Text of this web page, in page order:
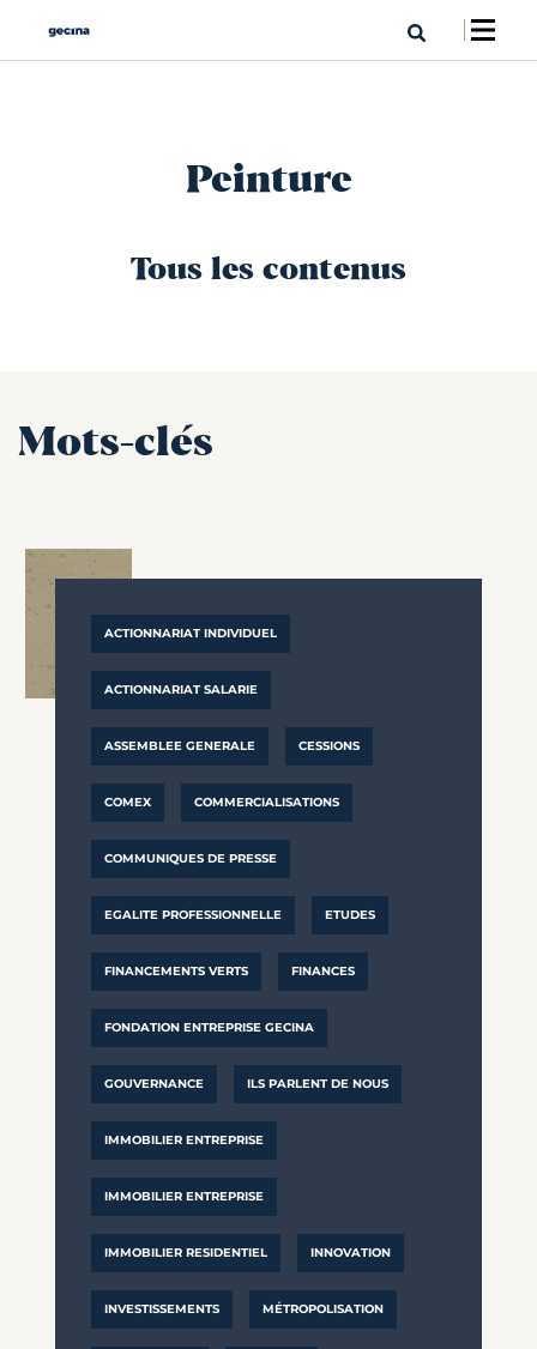
Peinture
Tous les contenus
Mots-clés
ACTIONNARIAT INDIVIDUEL
ACTIONNARIAT SALARIE
ASSEMBLEE GENERALE CESSIONS
COMEX COMMERCIALISATIONS
COMMUNIQUES DE PRESSE
EGALITE PROFESSIONNELLE ETUDES
FINANCEMENTS VERTS FINANCES
FONDATION ENTREPRISE GECINA
GOUVERNANCE ILS PARLENT DE NOUS
IMMOBILIER ENTREPRISE
IMMOBILIER ENTREPRISE
IMMOBILIER RESIDENTIEL INNOVATION
INVESTISSEMENTS MÉTROPOLISATION